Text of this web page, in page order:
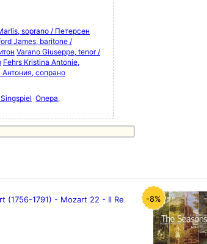
soprano / Петерсен
James, baritone /
Varano Giuseppe, tenor /
Fehrs Kristina Antonie,
сопрано
Опера,
(1756-1791) - Mozart 22 - Il Re
-8%